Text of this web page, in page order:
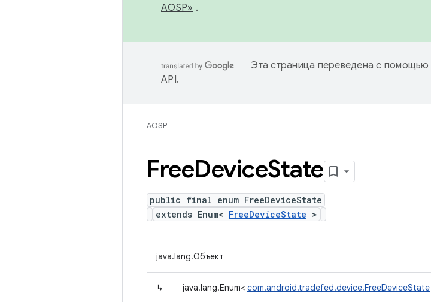
AOSP» .
Эта страница переведена с помощью
API.
AOSP
FreeDeviceState
public final enum FreeDeviceState
extends Enum< FreeDeviceState >
java.lang.Объект
↳ java.lang.Enum< com.android.tradefed.device.FreeDeviceState